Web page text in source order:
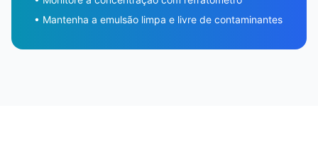
• Mantenha a emulsão limpa e livre de contaminantes